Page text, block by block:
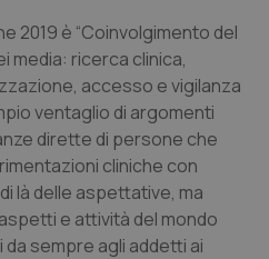
2019 è “Coinvolgimento del
media: ricerca clinica,
accesso e vigilanza
ventaglio di argomenti
dirette di persone che
cliniche con
là delle aspettative, ma
e attività del mondo
sempre agli addetti ai